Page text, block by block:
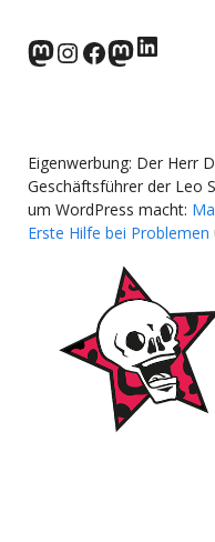
norden.social
Instagram
Facebook
wp-
Eigenwerbung: Der Herr
Geschäftsführer der Leo
um WordPress macht:
Erste Hilfe bei Problemen